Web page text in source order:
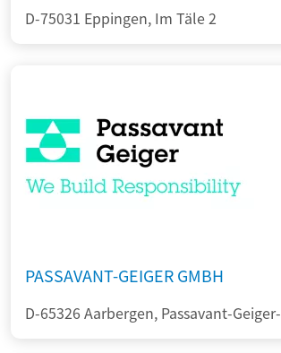
D-75031 Eppingen, Im Täle 2
PASSAVANT-GEIGER GMBH
D-65326 Aarbergen, Passavant-